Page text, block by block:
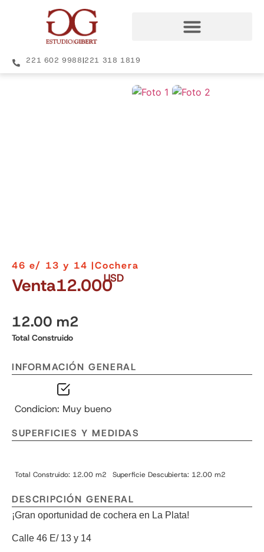
221 602 9988|221 318 1819
46 e/ 13 y 14 |Cochera
Venta12.000USD
12.00 m2
Total Construido
INFORMACIÓN GENERAL
Condicion: Muy bueno
SUPERFICIES Y MEDIDAS
Total Construido: 12.00 m2 Superficie Descubierta: 12.00 m2
DESCRIPCIÓN GENERAL
¡Gran oportunidad de cochera en La Plata!
Calle 46 E/ 13 y 14